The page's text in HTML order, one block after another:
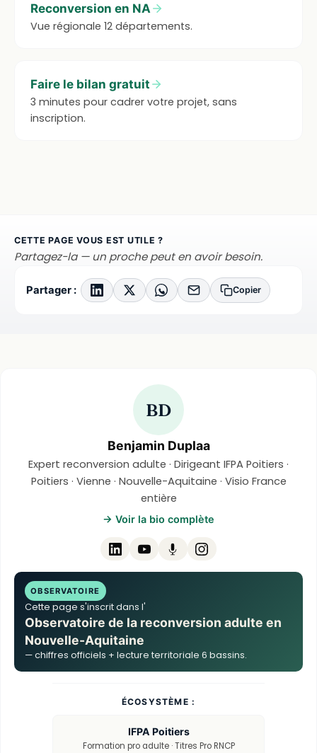
Reconversion en NA
Vue régionale 12 départements.
Faire le bilan gratuit
3 minutes pour cadrer votre projet, sans
inscription.
CETTE PAGE VOUS EST UTILE ?
Partagez-la — un proche peut en avoir besoin.
Partager : Copier
BD
Benjamin Duplaa
Expert reconversion adulte · Dirigeant IFPA Poitiers ·
Poitiers · Vienne · Nouvelle-Aquitaine · Visio France
entière
→ Voir la bio complète
OBSERVATOIRE
Cette page s'inscrit dans l'
Observatoire de la reconversion adulte en
Nouvelle-Aquitaine
— chiffres officiels + lecture territoriale 6 bassins.
ÉCOSYSTÈME :
IFPA Poitiers
Formation pro adulte · Titres Pro RNCP